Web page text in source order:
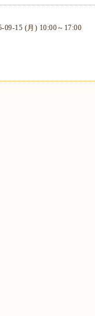
09-15 (月) 10:00～17:00